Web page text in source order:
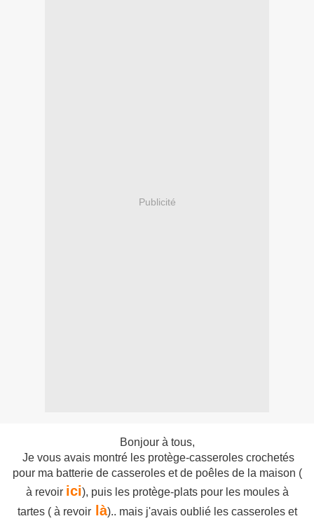
Publicité
Bonjour à tous,
Je vous avais montré les protège-casseroles crochetés
pour ma batterie de casseroles et de poêles de la maison (
à revoir ici), puis les protège-plats pour les moules à
tartes ( à revoir
là).. mais j'avais oublié les casseroles et